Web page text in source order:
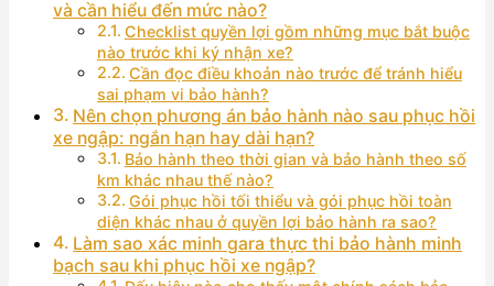
và cần hiểu đến mức nào?
Checklist quyền lợi gồm những mục bắt buộc
nào trước khi ký nhận xe?
Cần đọc điều khoản nào trước để tránh hiểu
sai phạm vi bảo hành?
Nên chọn phương án bảo hành nào sau phục hồi
xe ngập: ngắn hạn hay dài hạn?
Bảo hành theo thời gian và bảo hành theo số
km khác nhau thế nào?
Gói phục hồi tối thiểu và gói phục hồi toàn
diện khác nhau ở quyền lợi bảo hành ra sao?
Làm sao xác minh gara thực thi bảo hành minh
bạch sau khi phục hồi xe ngập?